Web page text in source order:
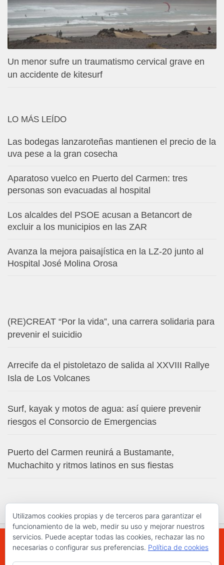
Un menor sufre un traumatismo cervical grave en
un accidente de kitesurf
LO MÁS LEÍDO
Las bodegas lanzaroteñas mantienen el precio de la
uva pese a la gran cosecha
Aparatoso vuelco en Puerto del Carmen: tres
personas son evacuadas al hospital
Los alcaldes del PSOE acusan a Betancort de
excluir a los municipios en las ZAR
Avanza la mejora paisajística en la LZ-20 junto al
Hospital José Molina Orosa
(RE)CREAT “Por la vida”, una carrera solidaria para
prevenir el suicidio
Arrecife da el pistoletazo de salida al XXVIII Rallye
Isla de Los Volcanes
Surf, kayak y motos de agua: así quiere prevenir
riesgos el Consorcio de Emergencias
Puerto del Carmen reunirá a Bustamante,
Muchachito y ritmos latinos en sus fiestas
WWW.ELCHAPLON.COM © 2026. Todos los
Utilizamos cookies propias y de terceros para garantizar el
funcionamiento de la web, medir su uso y mejorar nuestros
servicios. Puede aceptar todas las cookies, rechazar las no
necesarias o configurar sus preferencias. Política de cookies